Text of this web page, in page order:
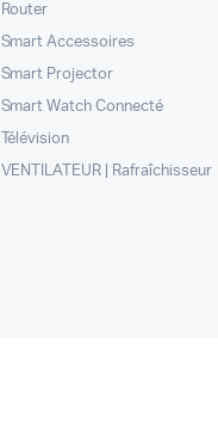
Router
Smart Accessoires
Smart Projector
Smart Watch Connecté
Télévision
VENTILATEUR | Rafraîchisseur